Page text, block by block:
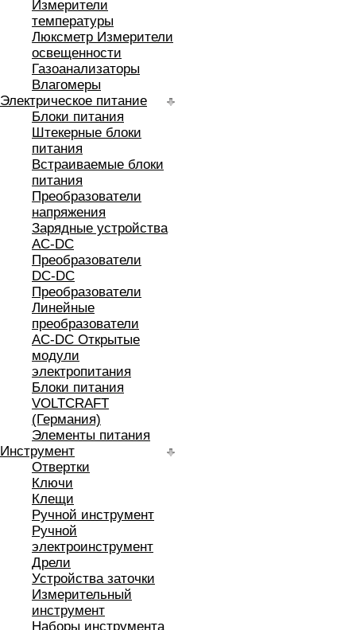
Измерители
температуры
Люксметр Измерители
освещенности
Газоанализаторы
Влагомеры
Электрическое питание
Блоки питания
Штекерные блоки
питания
Встраиваемые блоки
питания
Преобразователи
напряжения
Зарядные устройства
AC-DC
Преобразователи
DC-DC
Преобразователи
Линейные
преобразователи
AC-DC Открытые
модули
электропитания
Блоки питания
VOLTCRAFT
(Германия)
Элементы питания
Инструмент
Отвертки
Ключи
Клещи
Ручной инструмент
Ручной
электроинструмент
Дрели
Устройства заточки
Измерительный
инструмент
Наборы инструмента